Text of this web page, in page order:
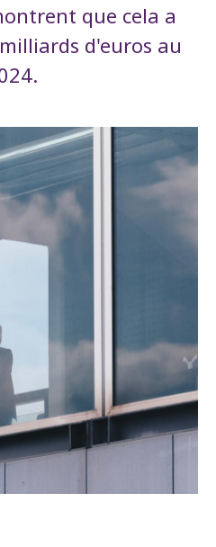
que cela a
d'euros au